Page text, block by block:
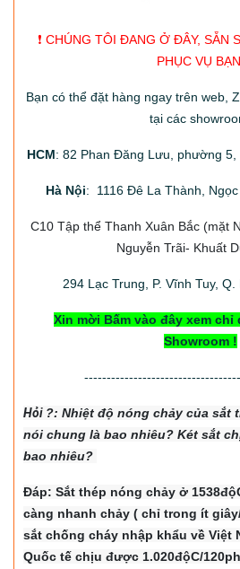
❗️ CHÚNG TÔI ĐANG Ở ĐÂY, SẴN
PHỤC VỤ
Bạn có thể đặt hàng ngay trên web,
tại các
HCM: 82 Phan Đăng Lưu, phường 5,
Hà Nội: 1116 Đê La Thành,
C10 Tập thể Thanh Xuân Bắc (mặt
Nguyễn Trãi- Khuất
294Lạc Trung, P. Vĩnh Tuy, Q.
Xin mời Bấm vào đây xem
Showroom !
Hỏi ?: Nhiệt độ nóng chảy của sắt
nói chung là bao nhiêu? Két sắt
bao nhiêu?
Đáp: Sắt thép nóng chảy ở
càng nhanh chảy ( chỉ trong ít
sắt chống cháy nhập khẩu về Việt
Quốc tế chịu được 1.020độC/